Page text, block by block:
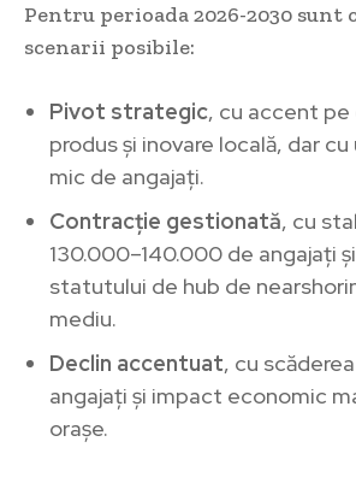
Pentru perioada 2026-2030
scenarii posibile:
Pivot strategic, cu accent
produs și inovare locală, dar cu
mic de angajați.
Contracție gestionată, cu
130.000–140.000 de angajați
statutului de hub de
mediu.
Declin accentuat, cu
angajați și impact economic
orașe.